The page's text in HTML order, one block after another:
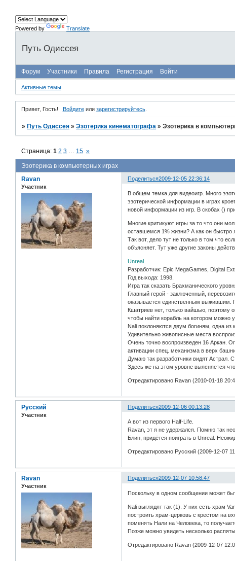
Powered by Translate
Путь Одиссея
Форум Участники Правила Регистрация Войти
Активные темы
Привет, Гость! Войдитеили зарегистрируйтесь.
» Путь Одиссея »Эзотерика кинематографа »Эзотерика в
Эзотерика в компьютерных играх
Страница:1 2 3 15 »
Поделиться2009-12-05 22:36:14
Ravan
Участник
В общем темка для видеоигр. Много
эзотерической информации в играх
новой информации из игр. В скобах ()
Многие критикуют игры за то что они
оставшемся 1% жизни? А как он быстро
Так вот, дело тут не только в том что
объясняет. Тут уже другие законы
Unreal
Разработчик: Epic MegaGames, Digital
Год выхода: 1998.
Игра так сказать Брахманического
Главный герой - заключенный,
оказывается единственным выжившим.
Кшатриев нет, только вайшью, поэтому
чтобы найти корабль на котором можно
Nali поклоняются двум богиням, одна из
Удивительно живописные места
Очень точно воспроизведен 16 Аркан.
активации спец. механизма в верх
Думаю так разработчики видят Астрал.
Здесь же на этом уровне выясняется
Отредактировано Ravan (2010-01-18
Поделиться2009-12-06 00:13:28
Русский
Участник
А вот из первого Half-Life.
Ravan, эт я не удержался. Помню так
Блин, придётся поиграть в Unreal.
Отредактировано Русский (2009-12-07
Поделиться2009-12-07 10:58:47
Ravan
Участник
Поскольку в одном сообщении может
Nali выглядят так (1). У них есть храм
построить храм-церковь с крестом на
поменять Нали на Человека, то
Позже можно увидеть несколько
Отредактировано Ravan (2009-12-07